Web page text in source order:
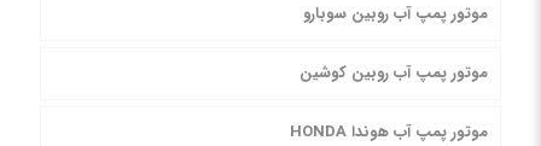
موتور پمپ آب روبین سوبارو
موتور پمپ آب روبین کوشین
موتور پمپ آب هوندا HONDA